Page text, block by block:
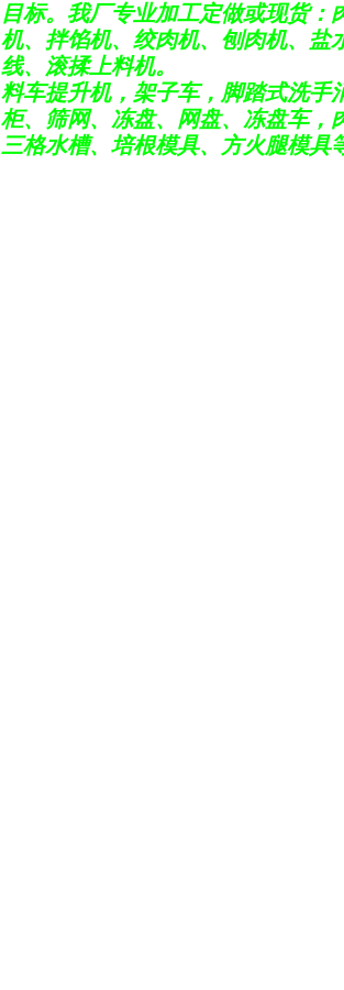
目标。我厂专业加工定做或现货
机、拌馅机、绞肉机、刨肉机、盐
线、滚揉上料机。
料车提升机， 架子车， 脚踏式洗手
柜、筛网、 冻盘、网盘、冻盘车，
三格水槽、培根模具、方火腿模具